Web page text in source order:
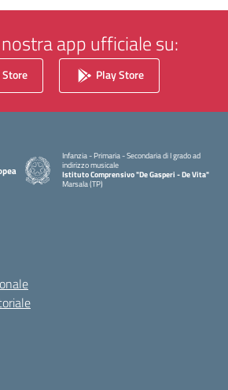
app ufficiale su:
Play Store
Infanzia - Primaria - Secondaria di I grado ad
indirizzo musicale
Istituto Comprensivo "De Gasperi - De Vita"
Marsala (TP)